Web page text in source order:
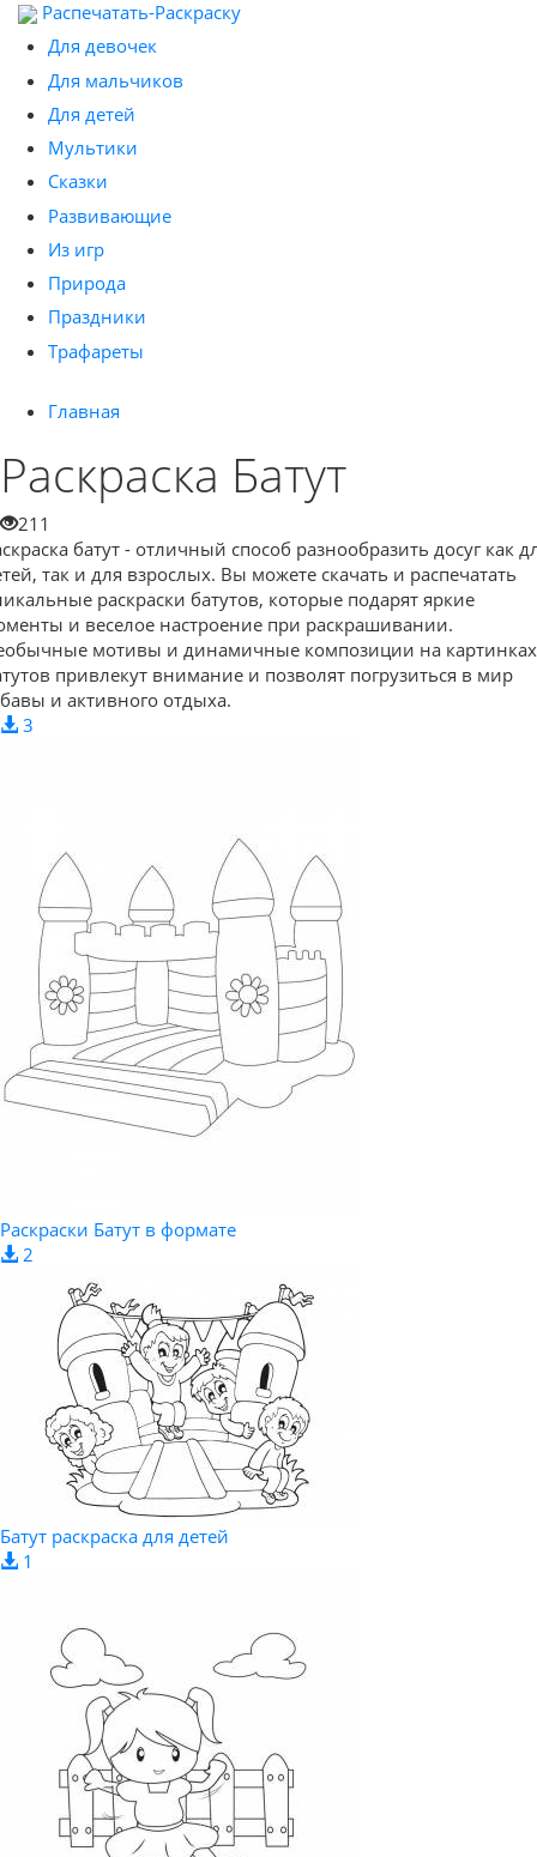
Распечатать-Раскраску
Для девочек
Для мальчиков
Для детей
Мультики
Сказки
Развивающие
Из игр
Природа
Праздники
Трафареты
Главная
Раскраска Батут
211
батут - отличный способ разнообразить досуг как
так и для взрослых. Вы можете скачать и распечатать
раскраски батутов, которые подарят яркие
и веселое настроение при раскрашивании.
мотивы и динамичные композиции на картинках
привлекут внимание и позволят погрузиться в мир
и активного отдыха.
3
Раскраски Батут в формате
2
Батут раскраска для детей
1